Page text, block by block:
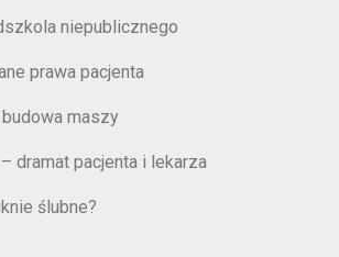
niepublicznego
prawa pacjenta
maszy
dramat pacjenta i lekarza
ślubne?